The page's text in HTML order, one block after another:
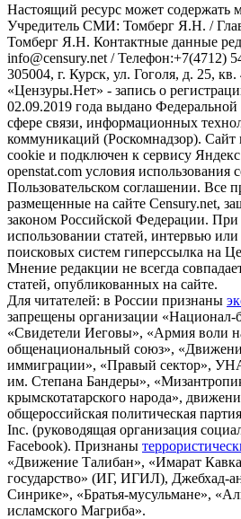
Настоящий ресурс может содержать
Учредитель СМИ: Томберг Я.Н. /
Томберг Я.Н. Контактные данные
info@censury.net / Телефон:+7(4712)
305004, г. Курск, ул. Гоголя, д. 25,
«Цензуры.Нет» - запись о
02.09.2019 года выдано
сфере связи, информационных
коммуникаций (Роскомнадзор). Сайт
cookie и подключен к сервису
openstat.com условия использования
Пользовательском соглашении. Все
размещенные на сайте Censury.net,
законом Российской Федерации.
использовании статей, интервью
поисковых систем гиперссылка на
Мнение редакции не всегда
статей, опубликованных на сайте.
Для читателей: в России признаны
запрещены организации «Национал-
«Свидетели Иеговы», «Армия воли
общенациональный союз»,
иммиграции», «Правый сектор»,
им. Степана Бандеры»,
крымскотатарского народа»,
общероссийская политическая
Inc. (руководящая организация
Facebook). Признаны
«Движение Талибан», «Имарат
государство» (ИГ, ИГИЛ), Джебхад-
Синрике», «Братья-мусульмане»,
исламского Магриба».